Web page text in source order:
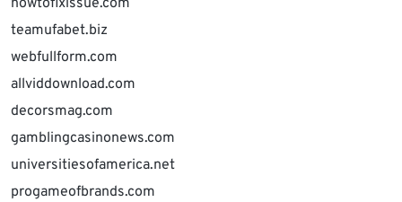
howtofixissue.com
teamufabet.biz
webfullform.com
allviddownload.com
decorsmag.com
gamblingcasinonews.com
universitiesofamerica.net
progameofbrands.com